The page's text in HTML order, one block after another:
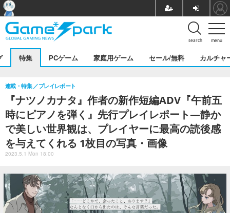
menu
search
特集 PCゲーム 家庭用ゲーム セール/無料 カルチャ
『ナツノカナタ』作者の新作短編ADV『午前五
時にピアノを弾く』先行プレイレポート―静か
で美しい世界観は、プレイヤーに最高の読後感
を与えてくれる 1枚目の写真・画像
連載・特集 プレイレポート
2023.5.1 Mon 18:00